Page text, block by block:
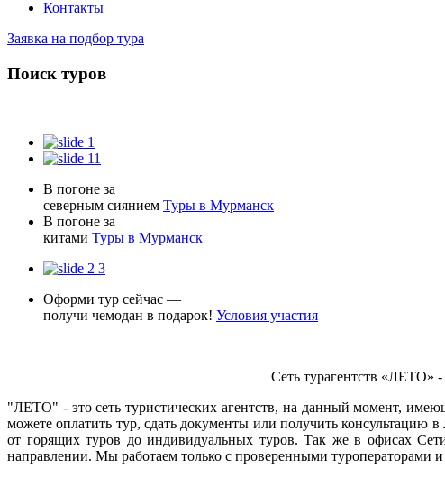
Контакты
Заявка на подбор тура
Поиск туров
В погоне за
северным сиянием Туры в Мурманск
В погоне за
китами Туры в Мурманск
Оформи тур сейчас —
получи чемодан в подарок! Условия участия
Сеть турагентств «ЛЕТО»
"ЛЕТО" - это сеть туристических агентств, на данный момент,
можете оплатить тур, сдать документы или получить
от горящих туров до индивидуальных туров. Так же в офисах
направлении. Мы работаем только с проверенными туроператорами